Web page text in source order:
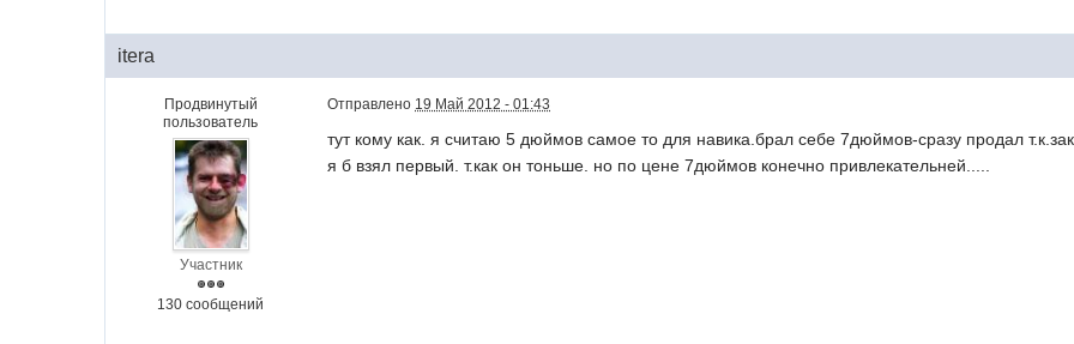
itera
Продвинутый
пользователь
Участник
130 сообщений
Отправлено 19 Май 2012 - 01:43
тут кому как. я считаю 5 дюймов самое то для навика.брал себе 7дюймов-сразу продал
я б взял первый. т.как он тоньше. но по цене 7дюймов конечно привлекательней.....